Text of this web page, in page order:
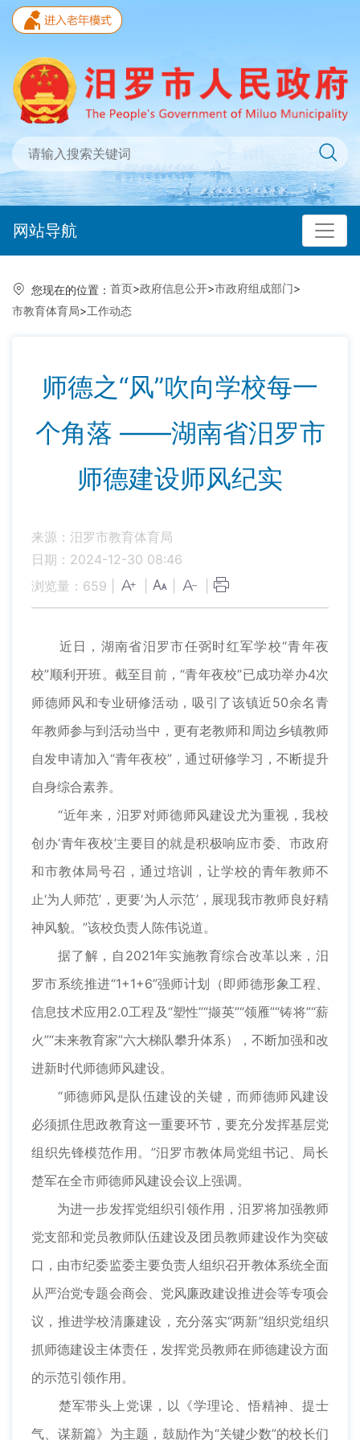
网站导航
您现在的位置： 首页>政府信息公开>市政府组成部门>
市教育体育局>工作动态
师德之“风”吹向学校每一
个角落 ——湖南省汨罗市
师德建设师风纪实
来源：汨罗市教育体育局
日期：2024-12-30 08:46
浏览量： 659
近日，湖南省汨罗市任弼时红军学校“青年夜
校”顺利开班。截至目前，“青年夜校”已成功举办4次
师德师风和专业研修活动，吸引了该镇近50余名青
年教师参与到活动当中，更有老教师和周边乡镇教师
自发申请加入“青年夜校”，通过研修学习，不断提升
自身综合素养。
“近年来，汨罗对师德师风建设尤为重视，我校
创办‘青年夜校’主要目的就是积极响应市委、市政府
和市教体局号召，通过培训，让学校的青年教师不
止‘为人师范’，更要‘为人示范’，展现我市教师良好精
神风貌。”该校负责人陈伟说道。
据了解，自2021年实施教育综合改革以来，汨
罗市系统推进“1+1+6”强师计划（即师德形象工程、
信息技术应用2.0工程及“塑性”“撷英”“领雁”“铸将”“薪
火”“未来教育家”六大梯队攀升体系），不断加强和改
进新时代师德师风建设。
“师德师风是队伍建设的关键，而师德师风建设
必须抓住思政教育这一重要环节，要充分发挥基层党
组织先锋模范作用。”汨罗市教体局党组书记、局长
楚军在全市师德师风建设会议上强调。
为进一步发挥党组织引领作用，汨罗将加强教师
党支部和党员教师队伍建设及团员教师建设作为突破
口，由市纪委监委主要负责人组织召开教体系统全面
从严治党专题会商会、党风廉政建设推进会等专项会
议，推进学校清廉建设，充分落实“两新”组织党组织
抓师德建设主体责任，发挥党员教师在师德建设方面
的示范引领作用。
楚军带头上党课，以《学理论、悟精神、提士
气、谋新篇》为主题，鼓励作为“关键少数”的校长们